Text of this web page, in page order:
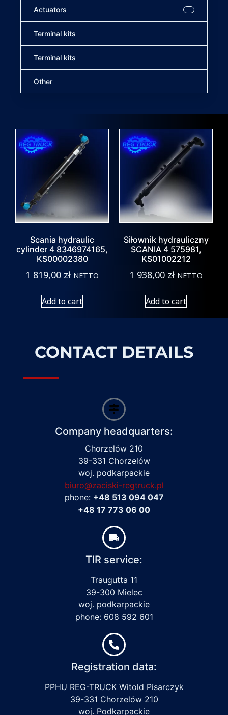
Actuators
Terminal kits
Terminal kits
Other
Scania hydraulic
cylinder 4 8346974165,
KS00002380
1 819,00 zł NETTO
Add to cart
Siłownik hydrauliczny
SCANIA 4 575981,
KS01002212
1 938,00 zł NETTO
Add to cart
CONTACT DETAILS
Company headquarters:
Chorzelów 210
39-331 Chorzelów
woj. podkarpackie
biuro@zaciski-regtruck.pl
phone: +48 513 094 047
+48 17 773 06 00
TIR service:
Traugutta 11
39-300 Mielec
woj. podkarpackie
phone: 608 592 601
Registration data:
PPHU REG-TRUCK Witold Pisarczyk
39-331 Chorzelów 210
woj. Podkarpackie